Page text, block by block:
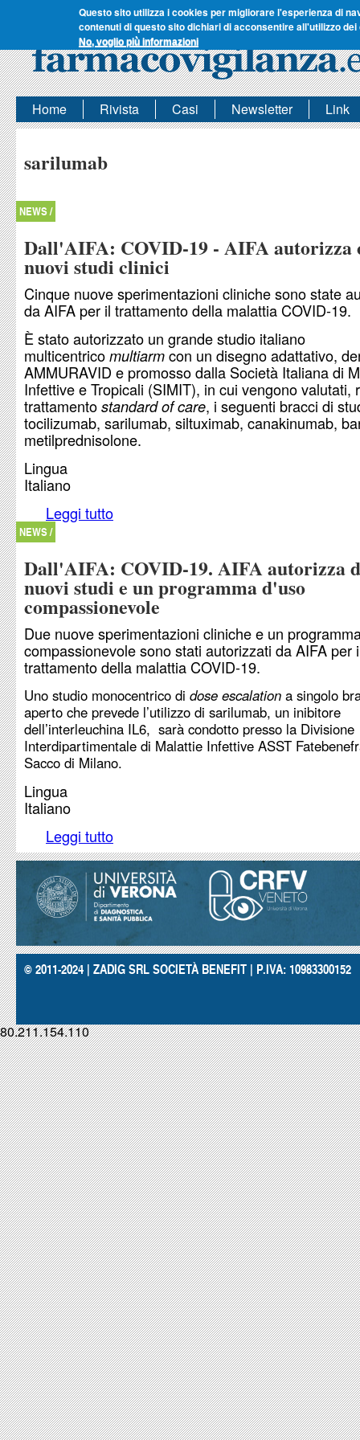
Questo sito utilizza i cookies per migliorare l'esperienza di
contenuti di questo sito dichiari di acconsentire all'utilizzo dei
No, voglio più informazioni
Home Rivista Casi Newsletter Link
sarilumab
NEWS /
Dall'AIFA: COVID-19 - AIFA autorizza
nuovi studi clinici
Cinque nuove sperimentazioni cliniche sono state
da AIFA per il trattamento della malattia COVID-19.
È stato autorizzato un grande studio italiano
multicentrico multiarm con un disegno adattativo,
AMMURAVID e promosso dalla Società Italiana di
Infettive e Tropicali (SIMIT), in cui vengono valutati,
trattamento standard of care, i seguenti bracci di
tocilizumab, sarilumab, siltuximab, canakinumab,
metilprednisolone.
Lingua
Italiano
Leggi tutto
NEWS /
Dall'AIFA: COVID-19. AIFA autorizza
nuovi studi e un programma d'uso
compassionevole
Due nuove sperimentazioni cliniche e un
compassionevole sono stati autorizzati da AIFA per
trattamento della malattia COVID-19.
Uno studio monocentrico di dose escalation a singolo
aperto che prevede l’utilizzo di sarilumab, un inibitore
dell’interleuchina IL6, sarà condotto presso la Divisione
Interdipartimentale di Malattie Infettive ASST
Sacco di Milano.
Lingua
Italiano
Leggi tutto
programma d'uso compassionevole
© 2011-2024 | ZADIG SRL SOCIETÀ BENEFIT | P.IVA: 10983300152
80.211.154.110